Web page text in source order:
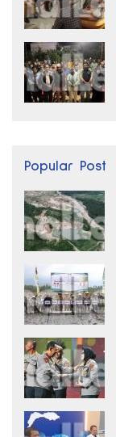
Popular Post